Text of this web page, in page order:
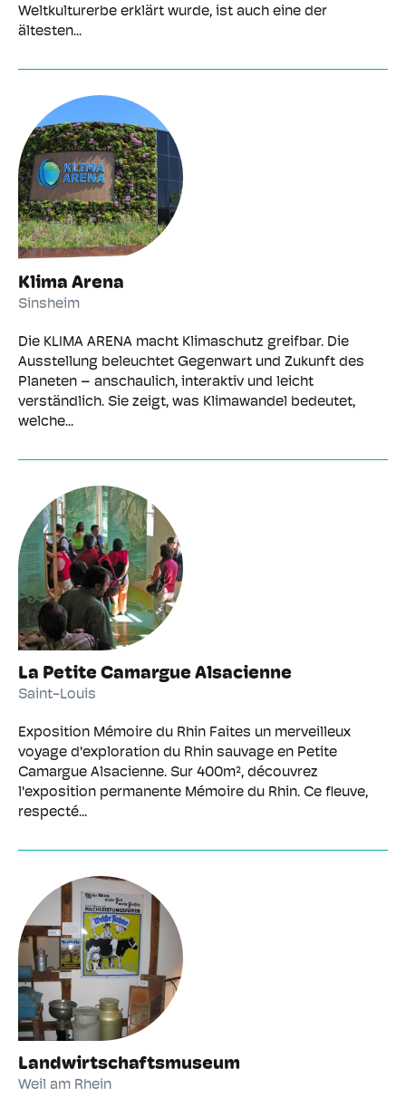
Weltkulturerbe erklärt wurde, ist auch eine der
ältesten...
Klima Arena
Sinsheim
Die KLIMA ARENA macht Klimaschutz greifbar. Die
Ausstellung beleuchtet Gegenwart und Zukunft des
Planeten – anschaulich, interaktiv und leicht
verständlich. Sie zeigt, was Klimawandel bedeutet,
welche...
La Petite Camargue Alsacienne
Saint-Louis
Exposition Mémoire du Rhin Faites un merveilleux
voyage d'exploration du Rhin sauvage en Petite
Camargue Alsacienne. Sur 400m², découvrez
l'exposition permanente Mémoire du Rhin. Ce fleuve,
respecté...
Landwirtschaftsmuseum
Weil am Rhein